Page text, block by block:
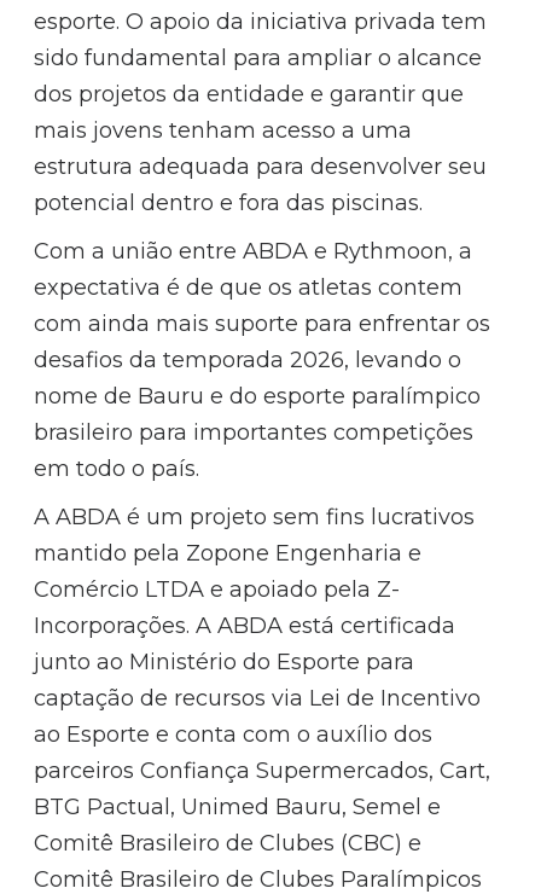
esporte. O apoio da iniciativa privada tem
sido fundamental para ampliar o alcance
dos projetos da entidade e garantir que
mais jovens tenham acesso a uma
estrutura adequada para desenvolver seu
potencial dentro e fora das piscinas.
Com a união entre ABDA e Rythmoon, a
expectativa é de que os atletas contem
com ainda mais suporte para enfrentar os
desafios da temporada 2026, levando o
nome de Bauru e do esporte paralímpico
brasileiro para importantes competições
em todo o país.
A ABDA é um projeto sem fins lucrativos
mantido pela Zopone Engenharia e
Comércio LTDA e apoiado pela Z-
Incorporações. A ABDA está certificada
junto ao Ministério do Esporte para
captação de recursos via Lei de Incentivo
ao Esporte e conta com o auxílio dos
parceiros Confiança Supermercados, Cart,
BTG Pactual, Unimed Bauru, Semel e
Comitê Brasileiro de Clubes (CBC) e
Comitê Brasileiro de Clubes Paralímpicos